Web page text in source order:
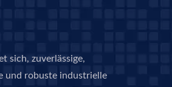
sich, zuverlässige,
und robuste industrielle